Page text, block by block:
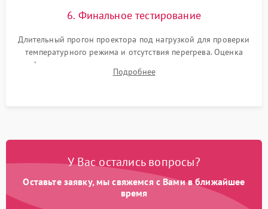
6. Финальное тестирование
Длительный прогон проектора под нагрузкой для проверки
температурного режима и отсутствия перегрева. Оценка
фокуса, контрастности и цветопередачи на тестовых
таблицах. Проверка работы всех видеовходов и кнопок
Подробнее
У Вас остались вопросы?
Оставьте заявку, мы свяжемся с Вами в ближайшее
время